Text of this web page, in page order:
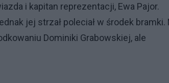
i kapitan reprezentacji, Ewa Pajor.
jej strzał poleciał w środek bramki.
Dominiki Grabowskiej, ale